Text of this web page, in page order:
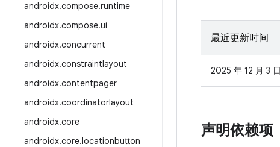
androidx.compose.runtime
androidx.compose.ui
androidx.concurrent
androidx.constraintlayout
androidx.contentpager
androidx.coordinatorlayout
androidx.core
androidx.core.locationbutton
最近更新时间
2025 年 12 月 3 日
声明依赖项